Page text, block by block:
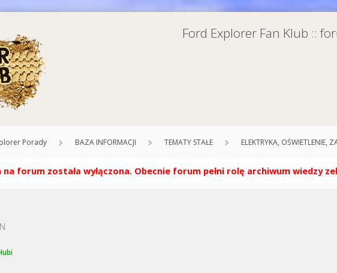
Ford Explorer Fan Klub ::
Porady BAZA INFORMACJI TEMATY STAŁE ELEKTRYKA, OŚWIETLENIE,
na forum została wyłączona. Obecnie forum pełni rolę archiwum wiedzy